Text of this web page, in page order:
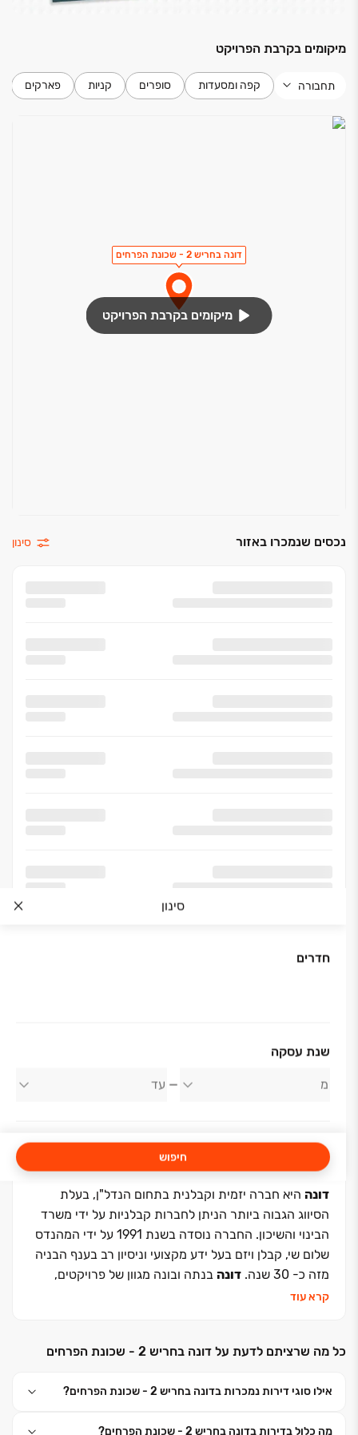
מיקומים בקרבת הפרויקט
תחבורה קפה ומסעדות סופרים קניות פארקים
דונה בחריש 2 - שכונת הפרחים
מיקומים בקרבת הפרויקט
נכסים שנמכרו באזור סינון
סינון
חדרים
שנת עסקה
חיפוש
אודות החברה
דונה
דונה היא חברה יזמית וקבלנית בתחום הנדל"ן, בעלת
הסיווג הגבוה ביותר הניתן לחברות קבלניות על ידי משרד
הבינוי והשיכון. החברה נוסדה בשנת 1991 על ידי המהנדס
שלום שי, קבלן ויזם בעל ידע מקצועי וניסיון רב בענף הבניה
מזה כ- 30 שנה.
דונה בנתה ובונה מגוון של פרויקטים,
הכוללים אלפי יחידות דיור למגורים, מרכזים מסחריים,
מתמדת. החברה מעסיקה את מיטב המתכננים, המהנדסים
מענה לצרכי הלקוח ולהנאתו המרבית. עובדי החברה גאים
קרא עוד
כל מה שרציתם לדעת על דונה בחריש 2 - שכונת הפרחים
אילו סוגי דירות נמכרות בדונה בחריש 2 - שכונת הפרחים?
מה כלול בדירות בדונה בחריש 2 - שכונת הפרחים?